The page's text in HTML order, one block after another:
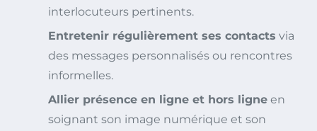
interlocuteurs pertinents.
Entretenir régulièrement ses contacts via
des messages personnalisés ou rencontres
informelles.
Allier présence en ligne et hors ligne en
soignant son image numérique et son